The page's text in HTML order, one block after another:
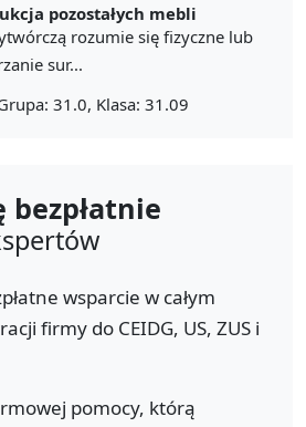
pozostałych mebli
rozumie się fizyczne lub
sur...
31.0, Klasa: 31.09
bezpłatnie
wsparcie w całym
firmy do CEIDG, US, ZUS i
pomocy, którą